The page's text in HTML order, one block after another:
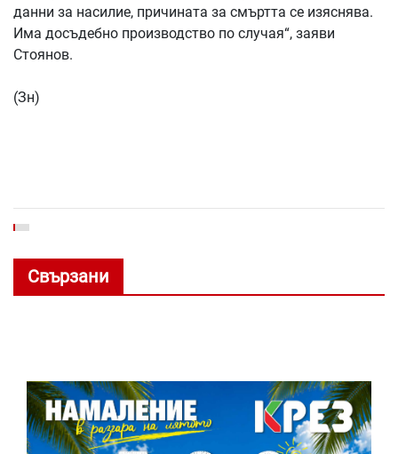
данни за насилие, причината за смъртта се изяснява.
Има досъдебно производство по случая“, заяви
Стоянов.
(Зн)
Свързани